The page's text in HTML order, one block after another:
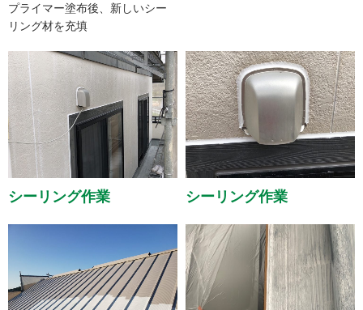
プライマー塗布後、新しいシー
リング材を充填
シーリング作業 シーリング作業